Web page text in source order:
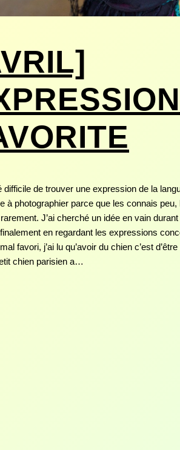
difficile de trouver une expression de la
à photographier parce que les connais peu,
J’ai cherché un idée en vain
en regardant les expressions
favori, j’ai lu qu’avoir du chien c’est
chien parisien a…